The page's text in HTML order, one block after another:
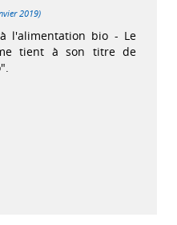
2019)
l'alimentation bio - Le
tient à son titre de